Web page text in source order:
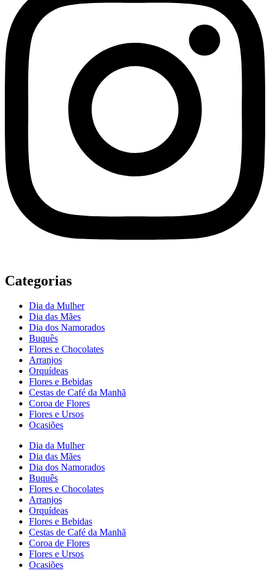
Categorias
Dia da Mulher
Dia das Mães
Dia dos Namorados
Buquês
Flores e Chocolates
Arranjos
Orquídeas
Flores e Bebidas
Cestas de Café da Manhã
Coroa de Flores
Flores e Ursos
Ocasiões
Dia da Mulher
Dia das Mães
Dia dos Namorados
Buquês
Flores e Chocolates
Arranjos
Orquídeas
Flores e Bebidas
Cestas de Café da Manhã
Coroa de Flores
Flores e Ursos
Ocasiões